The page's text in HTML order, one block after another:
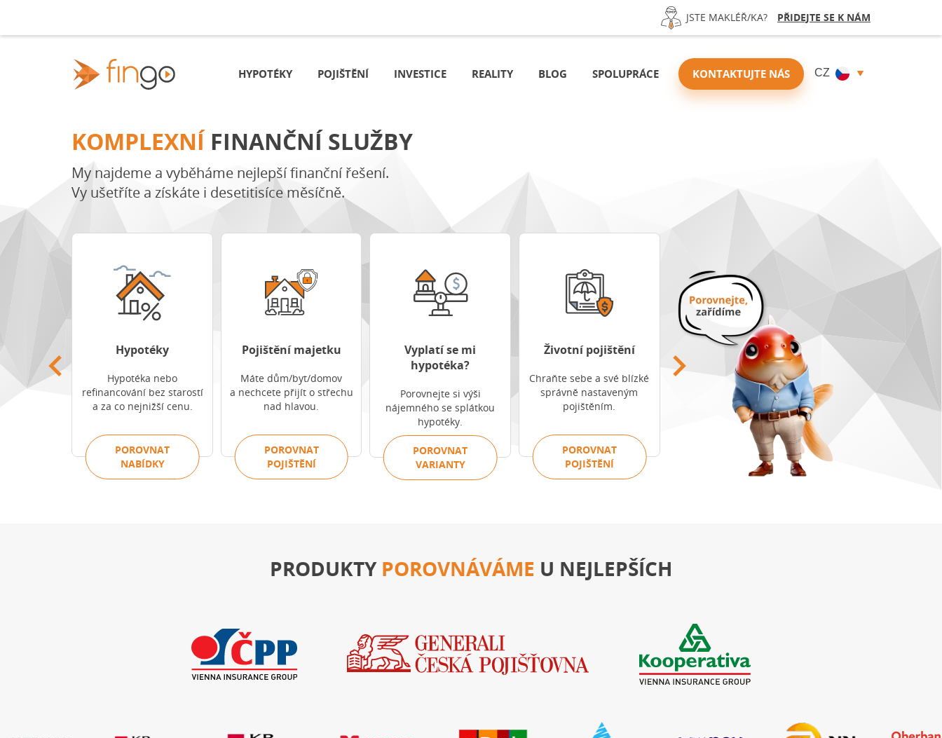
JSTE MAKLÉŘ/KA? PŘIDEJTE SE K NÁM
Fingo.cz
HYPOTÉKY POJIŠTĚNÍ INVESTICE REALITY BLOG SPOLUPRÁCE KONTAKTUJTE NÁS CZ
KOMPLEXNÍ FINANČNÍ SLUŽBY
My najdeme a vyběháme nejlepší finanční řešení.
Vy ušetříte a získáte i desetitisíce měsíčně.
podnikání
Hypotéky
Hypotéka nebo
refinancování bez starostí
a za co nejnižší cenu.
POROVNAT
NABÍDKY
Porovnat nabídky
Pojištění majetku
Máte dům/byt/domov
a nechcete přijít o střechu
nad hlavou.
POROVNAT
POJIŠTĚNÍ
Porovnat pojištění
Vyplatí se mi
hypotéka?
Porovnejte si výši
nájemného se splátkou
hypotéky.
POROVNAT
VARIANTY
Porovnat varianty
Životní pojištění
Chraňte sebe a své blízké
správně nastaveným
pojištěním.
POROVNAT
POJIŠTĚNÍ
Porovnat pojištění
Odhad nemovitosti
Spočítejte si cenu
nemovitosti na prodej za
minutu.
ZJISTIT CENU
Zajistěte si nízký úrok
hned a na dlouhá léta.
Porovnat nabídky
PRODUKTY POROVNÁVÁME U NEJLEPŠÍCH